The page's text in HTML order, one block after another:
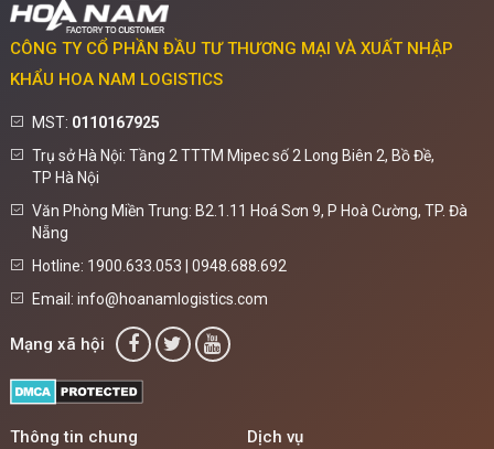
CÔNG TY CỔ PHẦN ĐẦU TƯ THƯƠNG MẠI VÀ XUẤT NHẬP
KHẨU HOA NAM LOGISTICS
MST: 0110167925
Trụ sở Hà Nội: Tầng 2 TTTM Mipec số 2 Long Biên 2, Bồ Đề,
TP Hà Nội
Văn Phòng Miền Trung: B2.1.11 Hoá Sơn 9, P Hoà Cường, TP. Đà
Nẵng
Hotline: 1900.633.053 | 0948.688.692
Email: info@hoanamlogistics.com
Mạng xã hội
Thông tin chung Dịch vụ